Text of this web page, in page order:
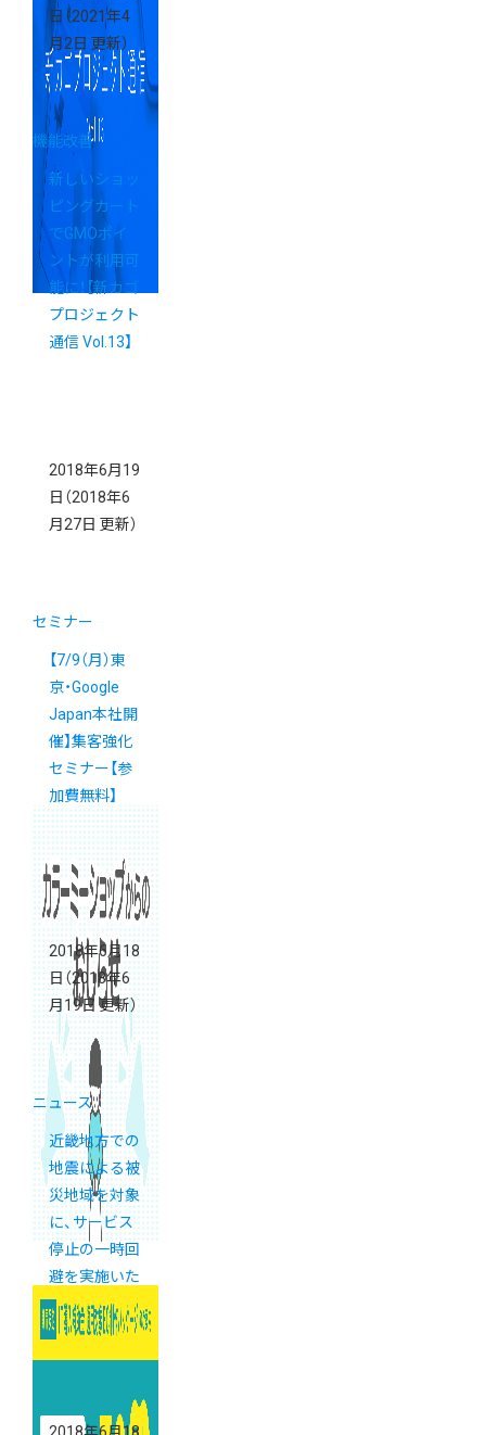
日 （2021年4
月2日 更新）
機能改善
新しいショッ
ピングカート
でGMOポイ
ントが利用可
能に！【新カゴ
プロジェクト
通信 Vol.13】
2018年6月19
日 （2018年6
月27日 更新）
セミナー
【7/9（月）東
京・Google
Japan本社開
催】集客強化
セミナー【参
加費無料】
2018年6月18
日（2018年6
月19日 更新）
ニュース
近畿地方での
地震による被
災地域を対象
に、サービス
停止の一時回
避を実施いた
します